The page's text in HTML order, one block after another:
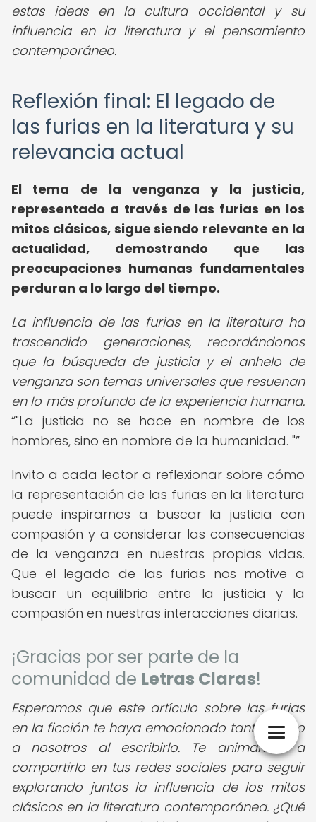
estas ideas en la cultura occidental y su
influencia en la literatura y el pensamiento
contemporáneo.
Reflexión final: El legado de
las furias en la literatura y su
relevancia actual
El tema de la venganza y la justicia,
representado a través de las furias en los
mitos clásicos, sigue siendo relevante en la
actualidad, demostrando que las
preocupaciones humanas fundamentales
perduran a lo largo del tiempo.
La influencia de las furias en la literatura ha
trascendido generaciones, recordándonos
que la búsqueda de justicia y el anhelo de
venganza son temas universales que resuenan
en lo más profundo de la experiencia humana.
"La justicia no se hace en nombre de los
hombres, sino en nombre de la humanidad. "
Invito a cada lector a reflexionar sobre cómo
la representación de las furias en la literatura
puede inspirarnos a buscar la justicia con
compasión y a considerar las consecuencias
de la venganza en nuestras propias vidas.
Que el legado de las furias nos motive a
buscar un equilibrio entre la justicia y la
compasión en nuestras interacciones diarias.
¡Gracias por ser parte de la
comunidad de Letras Claras!
Esperamos que este artículo sobre las furias
en la ficción te haya emocionado tanto como
a nosotros al escribirlo. Te animamos a
compartirlo en tus redes sociales para seguir
explorando juntos la influencia de los mitos
clásicos en la literatura contemporánea. ¿Qué